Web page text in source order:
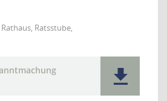
Ratsstube,